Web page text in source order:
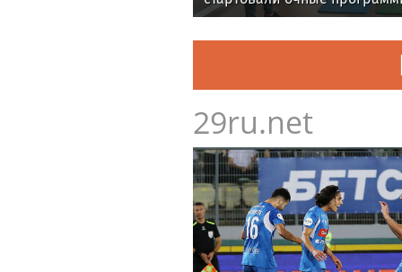
фитнес-тренеров и
29ru.net